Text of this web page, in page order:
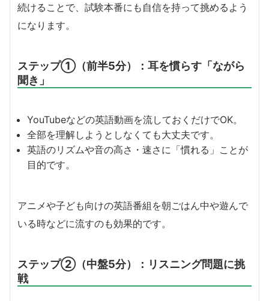
続けることで、試験本番にも自信を持って挑めるよう
になります。
ステップ①（前半5分）：耳を慣らす「ながら
聞き」
YouTubeなどの英語動画を流しておくだけでOK。
全部を理解しようとしなくても大丈夫です。
英語のリズムや音の高さ・速さに「慣れる」ことが
目的です。
アニメや子ども向けの英語番組を朝ごはん中や遊んで
いる時などに流すのも効果的です。
ステップ②（中盤5分）：リスニング問題に挑
戦